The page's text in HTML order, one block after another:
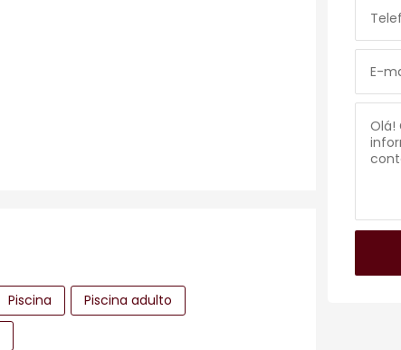
Piscina
Piscina adulto